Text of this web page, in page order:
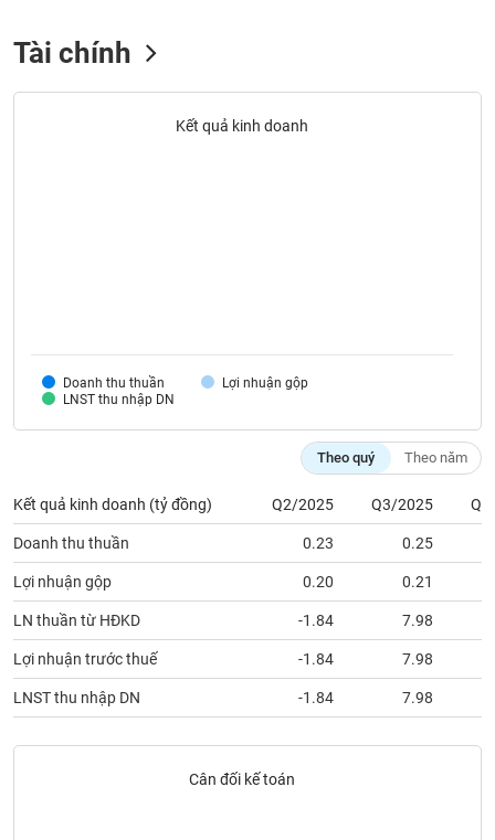
Tâm
Tài chính
Kết quả kinh doanh
Doanh thu thuần
Lợi nhuận gộp
LNST thu nhập DN
Theo quý Theo năm
Kết quả kinh doanh (tỷ đồng) Q2/2025 Q3/2025
Doanh thu thuần 0.23 0.25
Lợi nhuận gộp 0.20 0.21
LN thuần từ HĐKD -1.84 7.98
Lợi nhuận trước thuế -1.84 7.98
LNST thu nhập DN -1.84 7.98
Cân đối kế toán
TIÊU
SÓC
SỨC
KHỎE
TÀI
CHÍNH